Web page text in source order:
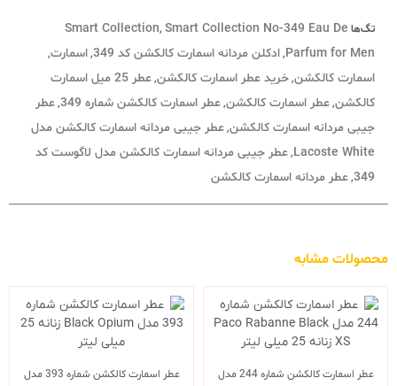
تگ‌ها Smart Collection, Smart Collection No-349 Eau De
Parfum for Men
,ادکلن مردانه اسمارت کالکشن کد 349 ,اسمارت,
اسمارت کالکشن,خرید عطر اسمارت کالکشن,
عطر 25 میل اسمارت
کالکشن,عطر اسمارت کالکشن,عطر اسمارت کالکشن شماره 349 ,عطر
جیبی مردانه اسمارت کالکشن,عطر جیبی مردانه اسمارت کالکشن مدل
Lacoste White
,عطر جیبی مردانه اسمارت کالکشن مدل لاگوست کد
349
,عطر مردانه اسمارت کالکشن
محصولات مشابه
عطر اسمارت کالکشن شماره 244 مدل عطر اسمارت کالکشن شماره 393 مدل